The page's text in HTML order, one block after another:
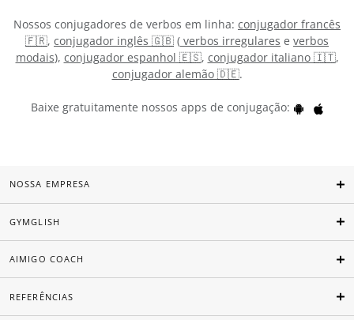
Nossos conjugadores de verbos em linha: conjugador francês
🇫🇷, conjugador inglês 🇬🇧 ( verbos irregulares e verbos
modais), conjugador espanhol 🇪🇸, conjugador italiano 🇮🇹,
conjugador alemão 🇩🇪.
Baixe gratuitamente nossos apps de conjugação:
NOSSA EMPRESA
GYMGLISH
AIMIGO COACH
REFERÊNCIAS